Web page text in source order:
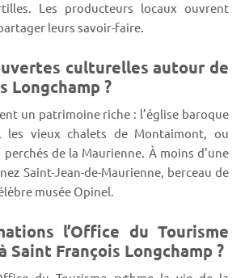
Les producteurs locaux ouvrent
leurs savoir-faire.
culturelles autour de
Longchamp ?
un patrimoine riche : l’église baroque
les vieux chalets de Montaimont, ou
de la Maurienne. À moins d’une
Saint-Jean-de-Maurienne, berceau de
musée Opinel.
l’Office du Tourisme
Saint François Longchamp ?